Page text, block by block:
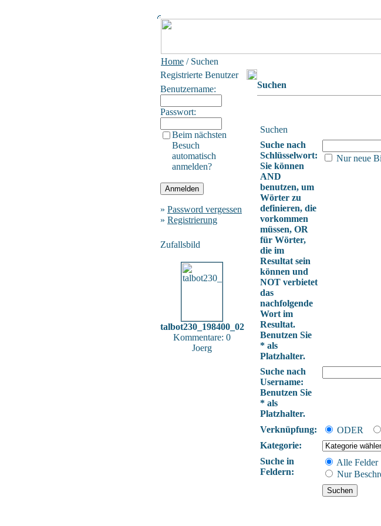
Home / Suchen
Registrierte Benutzer
Benutzername:
Passwort:
Beim nächsten
Besuch
automatisch
anmelden?
» Password vergessen
» Registrierung
Zufallsbild
talbot230_198400_02
Kommentare: 0
Joerg
Suchen
Suchen
Suche nach
Schlüsselwort:
Sie können
AND
benutzen, um
Wörter zu
definieren, die
vorkommen
müssen, OR
für Wörter,
die im
Resultat sein
können und
NOT verbietet
das
nachfolgende
Wort im
Resultat.
Benutzen Sie
* als
Platzhalter.
Nur neue
Suche nach
Username:
Benutzen Sie
* als
Platzhalter.
Verknüpfung:
ODER
Kategorie:
Suche in
Feldern:
Alle Felder
Nur